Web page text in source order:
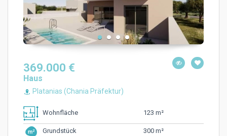
369.000 €
Haus
Platanias (Chania Präfektur)
Wohnfläche 123 m²
Grundstück 300 m²